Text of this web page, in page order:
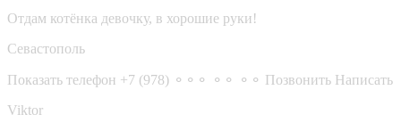
Отдам котёнка девочку, в хорошие руки!
Севастополь
Показать телефон +7 (978) ⚬⚬⚬ ⚬⚬ ⚬⚬ Позвонить Написать
Viktor